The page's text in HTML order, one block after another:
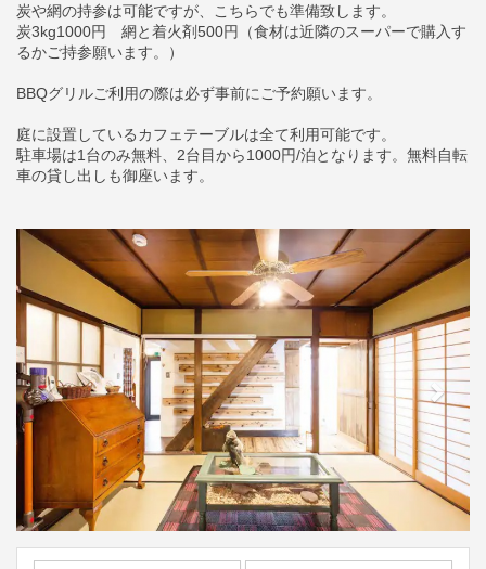
炭や網の持参は可能ですが、こちらでも準備致します。
炭3kg1000円 網と着火剤500円（食材は近隣のスーパーで購入す
るかご持参願います。）
BBQグリルご利用の際は必ず事前にご予約願います。
庭に設置しているカフェテーブルは全て利用可能です。
駐車場は1台のみ無料、2台目から1000円/泊となります。無料自転
車の貸し出しも御座います。
Previous